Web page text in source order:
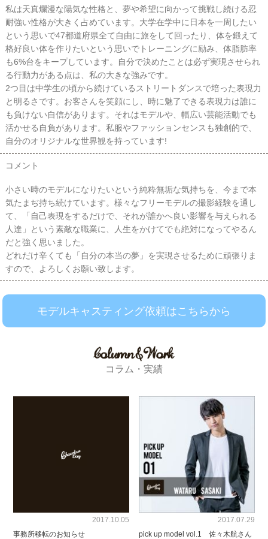
私は天真爛漫な陽気な性格と、夢や希望に向かって挑戦し続ける忍
耐強い性格が大きく占めています。大学在学中に日本を一周したい
という思いで47都道府県全て自由に旅をして回ったり、体を鍛えて
格好良い体を作りたいという思いでトレーニングに励み、体脂肪率
も6%台をキープしています。自分で決めたことは必ず実現させられ
る行動力がある点は、私の大きな強みです。
2つ目は中学生の頃から続けているストリートダンスで培った表現力
と明るさです。お客さんを笑顔にし、時に魅了できる表現力は誰に
も負けない自信があります。それはモデルや、幅広い芸能活動でも
活かせる自負があります。私服やファッションセンスも独創的で、
自分のオリジナルな世界観を持っています!
コメント
小さい時のモデルになりたいという純粋無垢な気持ちを、今まで本
気たまぢ持ち続けています。様々なフリーモデルの撮影経験を通し
て、「自己表現をするだけで、それが誰かへ良い影響を与えられる
人達」という素敵な職業に、人生をかけてでも絶対になってやるん
だと強く思いました。
どれだけ辛くても「自分の本当の夢」を実現させるために頑張りま
すので、よろしくお願い致します。
モデルキャスティング依頼はこちらから
コラム・実績
2017.10.05
事務所移転のお知らせ
2017.07.29
pick up model vol.1 佐々木航さん